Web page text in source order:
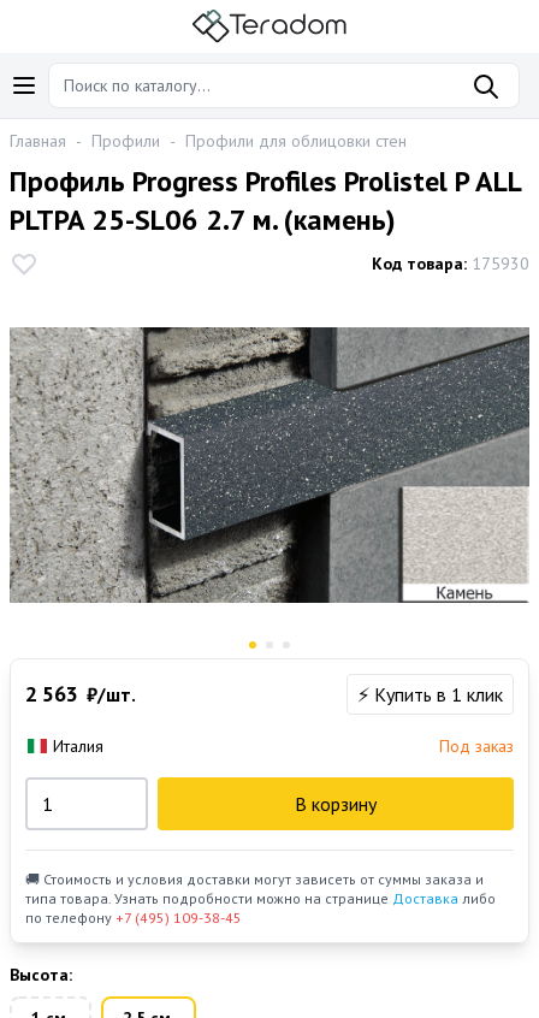
Главная - Профили - Профили для облицовки стен
Профиль Progress Profiles Prolistel P ALL
PLTPA 25-SL06 2.7 м. (камень)
Код товара: 175930
2 563 ₽/шт. ⚡ Купить в 1 клик
Италия Под заказ
В корзину
🚚 Стоимость и условия доставки могут зависеть от суммы заказа и
типа товара. Узнать подробности можно на странице Доставка либо
по телефону +7 (495) 109-38-45
Высота: